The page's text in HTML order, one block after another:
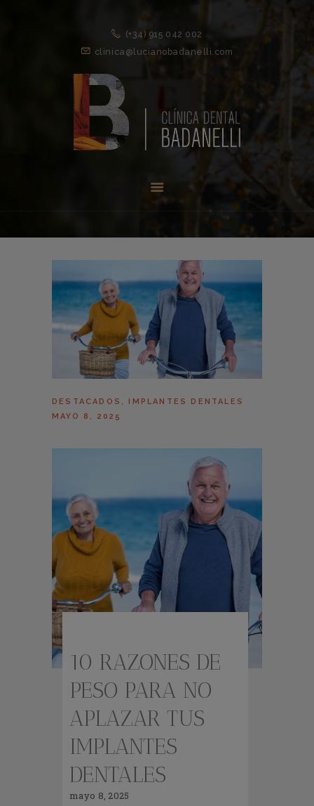
(+34) 915 042 002
clinica@lucianobadanelli.com
EQUIPO
CONTACTO
DESTACADOS
IMPLANTES DENTALES
MAYO 8, 2025
10 RAZONES DE
PESO PARA NO
APLAZAR TUS
IMPLANTES
DENTALES
mayo 8, 2025